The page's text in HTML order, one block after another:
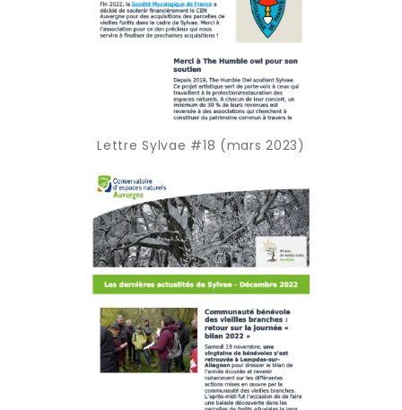
Lettre Sylvae #18 (mars 2023)